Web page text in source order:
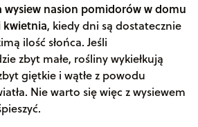
wysiew nasion pomidorów w domu
kwietnia, kiedy dni są dostatecznie
ilość słońca. Jeśli
zbyt małe, rośliny wykiełkują
giętkie i wątłe z powodu
Nie warto się więc z wysiewem